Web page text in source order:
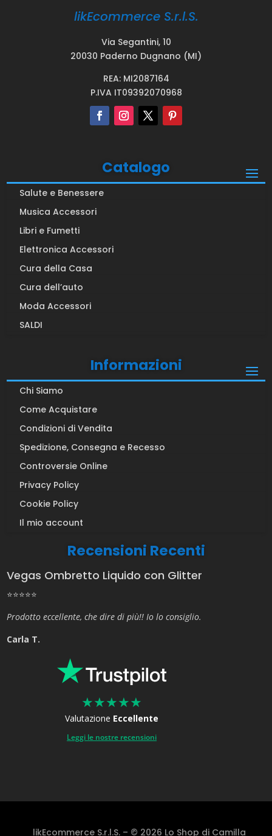
likEcommerce S.r.l.S.
Via Segantini, 10
20030 Paderno Dugnano (MI)
REA: MI2087164
P.IVA IT09392070968
Catalogo
Salute e Benessere
Musica Accessori
Libri e Fumetti
Elettronica Accessori
Cura della Casa
Cura dell’auto
Moda Accessori
SALDI
Informazioni
Chi Siamo
Come Acquistare
Condizioni di Vendita
Spedizione, Consegna e Recesso
Controversie Online
Privacy Policy
Cookie Policy
Il mio account
Recensioni Recenti
Vegas Ombretto Liquido con Glitter
⭐⭐⭐⭐⭐
Prodotto eccellente, che dire di più!! Io lo consiglio.
Carla T.
★★★★★
Valutazione Eccellente
Leggi le nostre recensioni
likEcommerce S.r.l.S. – © 2026 Lo Shop di Camilla